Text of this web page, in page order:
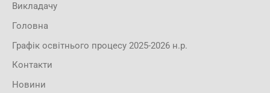
Викладачу
Головна
Графік освітнього процесу 2025-2026 н.р.
Контакти
Новини